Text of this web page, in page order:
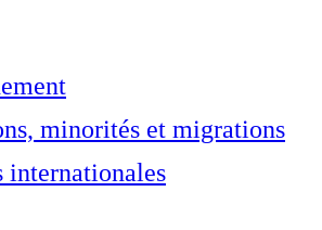
minorités et migrations
internationales